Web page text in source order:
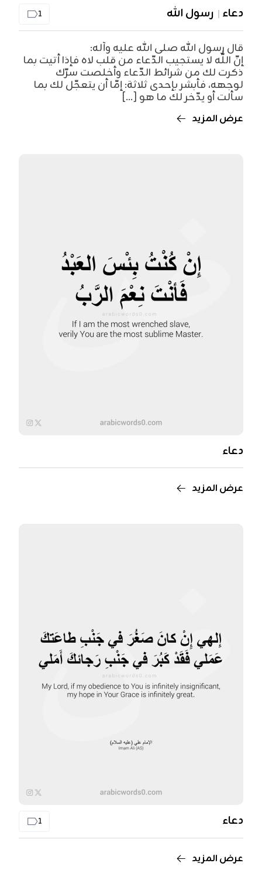
دعاء رسول الله 1
قال رسول الله صلى الله عليه وآله:
إنّ اللّٰه لا يستجيب الدّعاء من قلب لاه فإذا أتيت بما
ذكرت لك من شرائط الدّعاء وأخلصت سرّك
لوجهه، فأبشر بإحدى ثلاثة: إمّا أن يتعجّل لك بما
سألت أو يدّخر لك ما هو [...]
عرض المزيد
دعاء
عرض المزيد
دعاء 1
عرض المزيد